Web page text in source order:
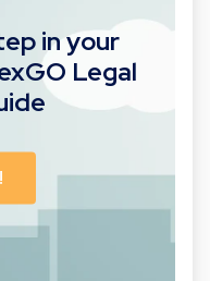
in your
Legal